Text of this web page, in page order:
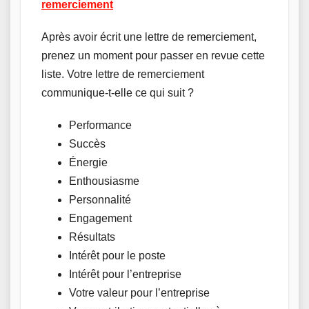
remerciement
Après avoir écrit une lettre de remerciement,
prenez un moment pour passer en revue cette
liste. Votre lettre de remerciement
communique-t-elle ce qui suit ?
Performance
Succès
Énergie
Enthousiasme
Personnalité
Engagement
Résultats
Intérêt pour le poste
Intérêt pour l’entreprise
Votre valeur pour l’entreprise